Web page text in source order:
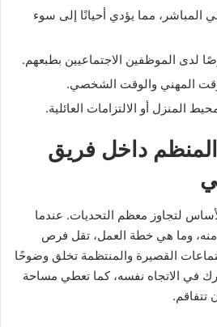
المباشر، مما يؤدي أحيانًا إلى سوء
لدى الموظفين الاجتماعيين بطبعهم.
المهني والوقت الشخصي.
المنزل أو الالتزامات العائلية.
داخل فريق
لتجاوز معظم التحديات. عندما
وما هي خطة العمل، تقل فرص
القصيرة والمنتظمة تخلق وضوحًا
في الاتجاه نفسه، كما تعطي مساحة
تتفاقم.